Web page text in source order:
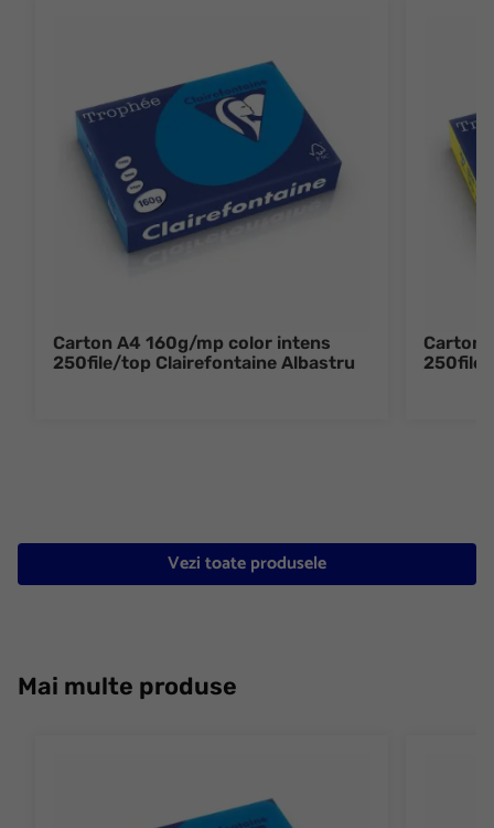
Carton A4 160g/mp color intens
250file/top Clairefontaine Albastru
Carton
250file/
Vezi toate produsele
Mai multe produse